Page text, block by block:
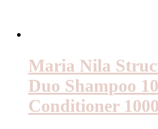
Maria Nila
Duo Shampoo
Conditioner